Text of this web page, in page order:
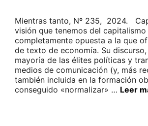
Mientras tanto, Nº 235, 2024.
visión que tenemos del capitalismo
completamente opuesta a la que
de texto de economía. Su
mayoría de las élites políticas y
medios de comunicación (y, más
también incluida en la formación
conseguido «normalizar» … Leer